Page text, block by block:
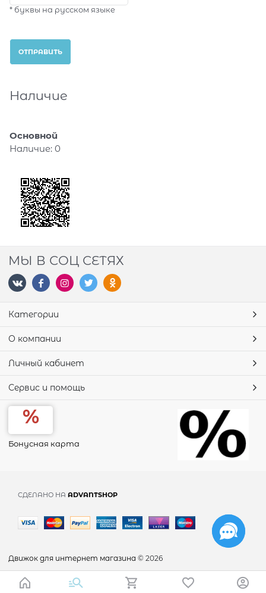
* буквы на русском языке
Наличие
Основной
Наличие: 0
МЫ В СОЦ СЕТЯХ
Категории
О компании
Личный кабинет
Сервис и помощь
Бонусная карта
СДЕЛАНО НА ADVANTSHOP
Движок для интернет магазина © 2026